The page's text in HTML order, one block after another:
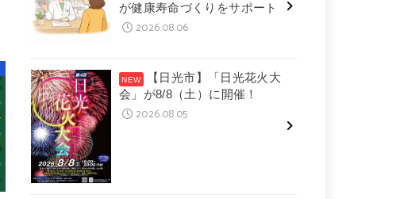
が健康寿命づくりをサポート
2026.08.06
【日光市】「日光花火大
会」が8/8（土）に開催！
2026.08.05